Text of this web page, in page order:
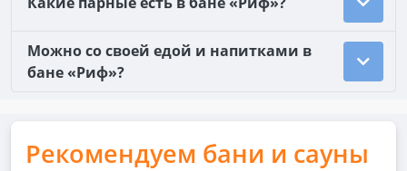
Можно со своей едой и напитками в
бане «Риф»?
Рекомендуем бани и сауны